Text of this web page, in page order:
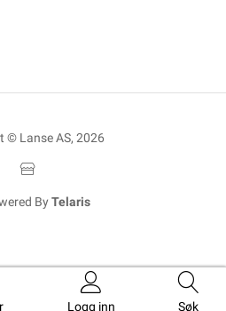
Logg inn Søk
© Lanse AS, 2026
By Telaris